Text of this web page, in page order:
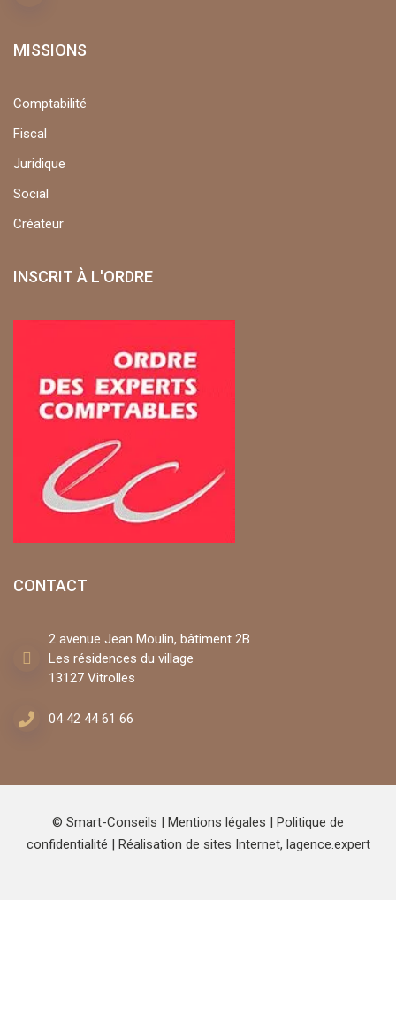
MISSIONS
Comptabilité
Fiscal
Juridique
Social
Créateur
INSCRIT À L'ORDRE
CONTACT
2 avenue Jean Moulin, bâtiment 2B
Les résidences du village
13127 Vitrolles
04 42 44 61 66
© Smart-Conseils | Mentions légales | Politique de
confidentialité | Réalisation de sites Internet, lagence.expert